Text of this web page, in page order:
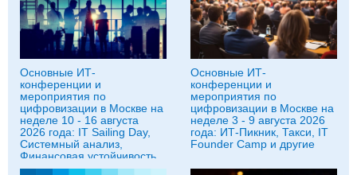
Основные ИТ-
конференции и
мероприятия по
цифровизации в Москве на
неделе 10 - 16 августа
2026 года: IT Sailing Day,
Системный анализ,
Финансовая устойчивость
бизнеса и другие
Основные ИТ-
конференции и
мероприятия по
цифровизации в Москве на
неделе 3 - 9 августа 2026
года: ИТ-Пикник, Такси, IT
Founder Camp и другие